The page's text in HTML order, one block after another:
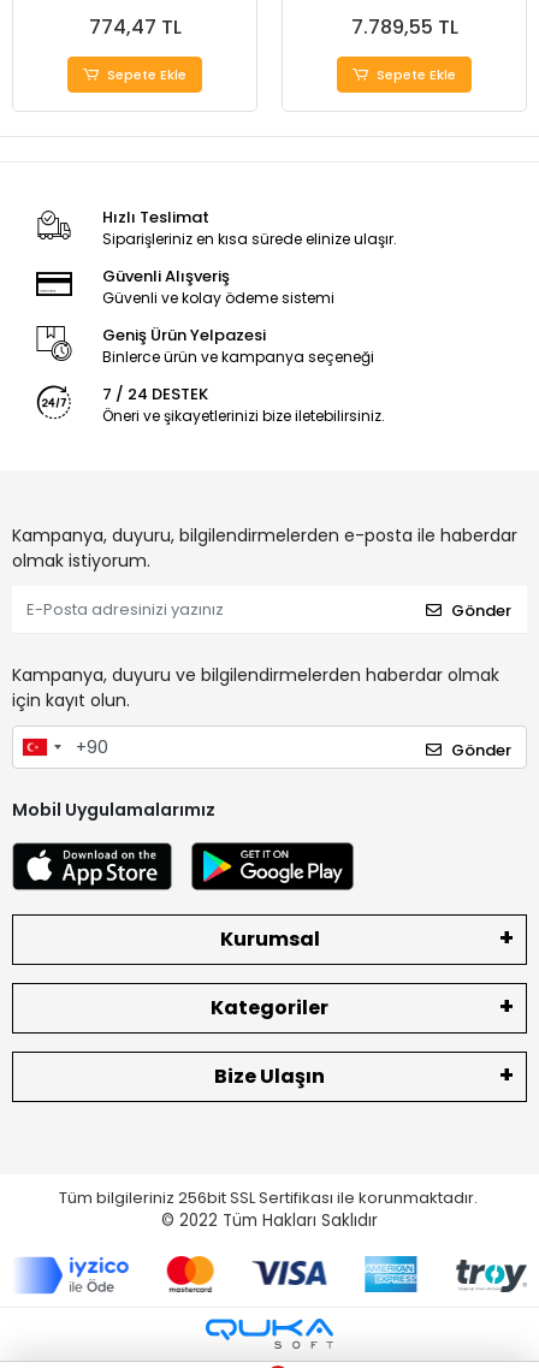
774,47 TL
Sepete Ekle
7.789,55 TL
Sepete Ekle
Hızlı Teslimat
Siparişleriniz en kısa sürede elinize ulaşır.
Güvenli Alışveriş
Güvenli ve kolay ödeme sistemi
Geniş Ürün Yelpazesi
Binlerce ürün ve kampanya seçeneği
7 / 24 DESTEK
Öneri ve şikayetlerinizi bize iletebilirsiniz.
Kampanya, duyuru, bilgilendirmelerden e-posta ile haberdar
olmak istiyorum.
Gönder
Kampanya, duyuru ve bilgilendirmelerden haberdar olmak
için kayıt olun.
Gönder
Mobil Uygulamalarımız
Kurumsal
Kategoriler
Bize Ulaşın
Tüm bilgileriniz 256bit SSL Sertifikası ile korunmaktadır.
© 2022 Tüm Hakları Saklıdır